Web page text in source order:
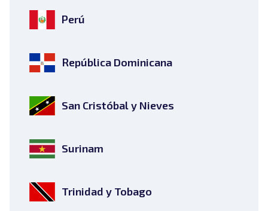
Perú
República Dominicana
San Cristóbal y Nieves
Surinam
Trinidad y Tobago